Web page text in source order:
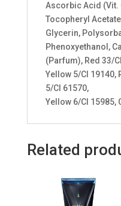
Ascorbic Acid (Vit.
Tocopheryl
Glycerin,
Phenoxyethanol,
(Parfum), Red 33/
Yellow 5/CI 19140,
5/CI 61570,
Yellow 6/CI 15985,
Related